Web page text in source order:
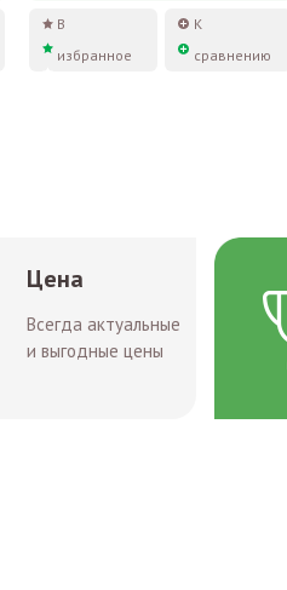
В
избранное
К
сравнению
Цена
Всегда актуальные
и выгодные цены